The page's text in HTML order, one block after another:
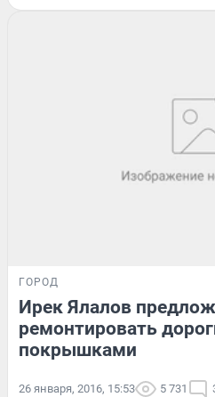
ГОРОД
Ирек Ялалов
ремонтировать
покрышками
26 января, 2016, 15:53 5 731